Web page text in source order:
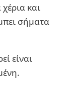
και
σήματα
είναι